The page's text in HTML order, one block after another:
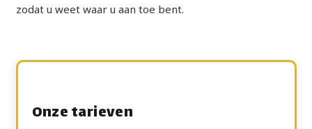
zodat u weet waar u aan toe bent.
Onze tarieven